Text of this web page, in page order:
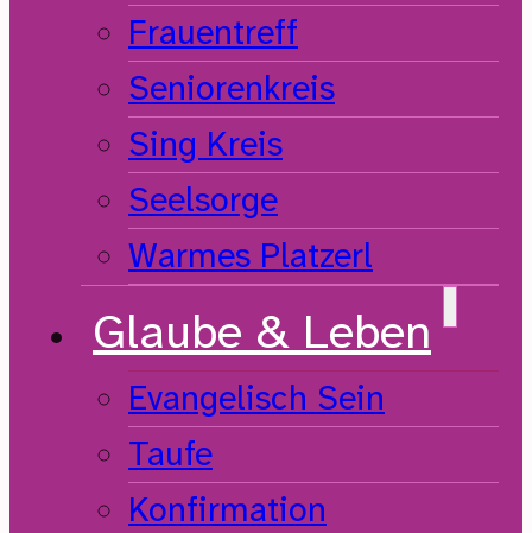
Frauentreff
Seniorenkreis
Sing Kreis
Seelsorge
Warmes Platzerl
Glaube & Leben
Evangelisch Sein
Taufe
Konfirmation